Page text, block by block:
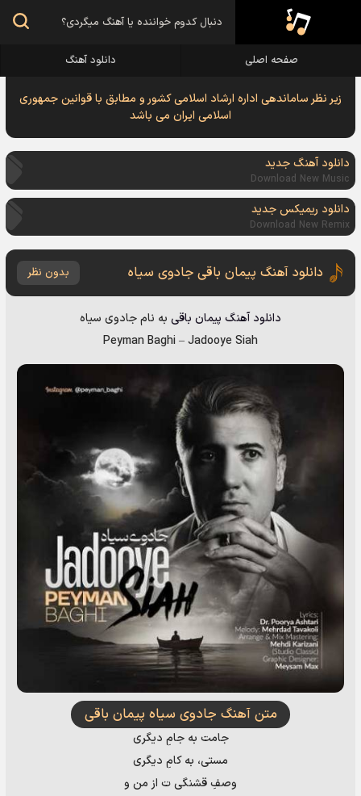
صفحه اصلی دانلود آهنگ
زیر نظر ساماندهی اداره ارشاد اسلامی کشور و مطابق با قوانین جمهوری
اسلامی ایران می باشد
دانلود آهنگ جدید
Download New Music
دانلود ریمیکس جدید
Download New Remix
دانلود آهنگ پیمان باقی جادوی سیاه بدون نظر
دانلود آهنگ پیمان باقی به نامجادوی سیاه
Peyman Baghi–Jadooye Siah
متن آهنگ جادوی سیاه پیمان باقی
جامت به جامِ دیگری
مستی، به کامِ دیگری
وصفِ قشنگی ت از من و